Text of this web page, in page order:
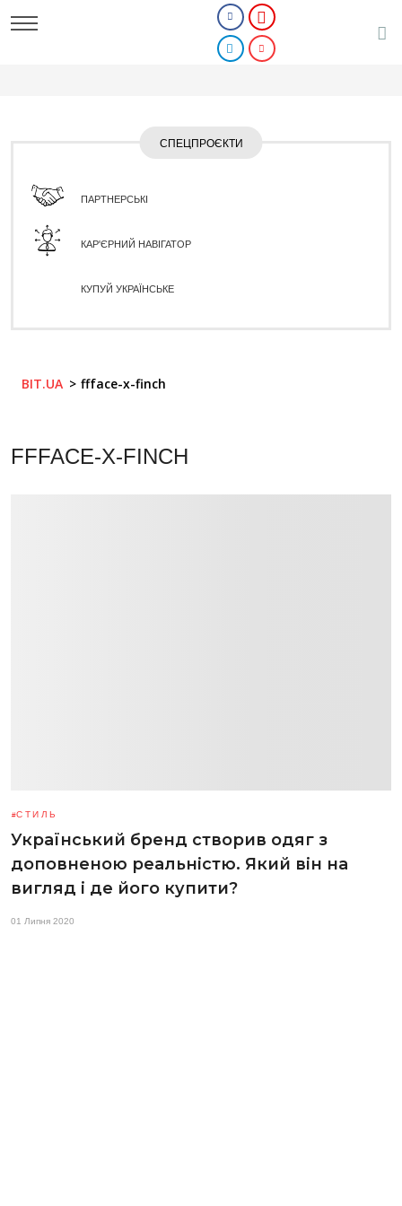
СПЕЦПРОЄКТИ
ПАРТНЕРСЬКІ
КАР'ЄРНИЙ НАВІГАТОР
КУПУЙ УКРАЇНСЬКЕ
BIT.UA ffface-x-finch
FFFACE-X-FINCH
СТИЛЬ
Український бренд створив одяг з
доповненою реальністю. Який він на
вигляд і де його купити?
01 Липня 2020